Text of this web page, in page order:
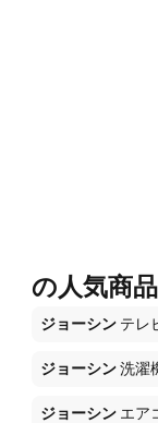
の人気商
ジョーシン テレ
ジョーシン洗濯
ジョーシン エア